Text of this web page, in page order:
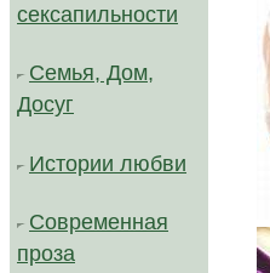
сексапильности
Семья, Дом,
Досуг
Истории любви
Современная
проза